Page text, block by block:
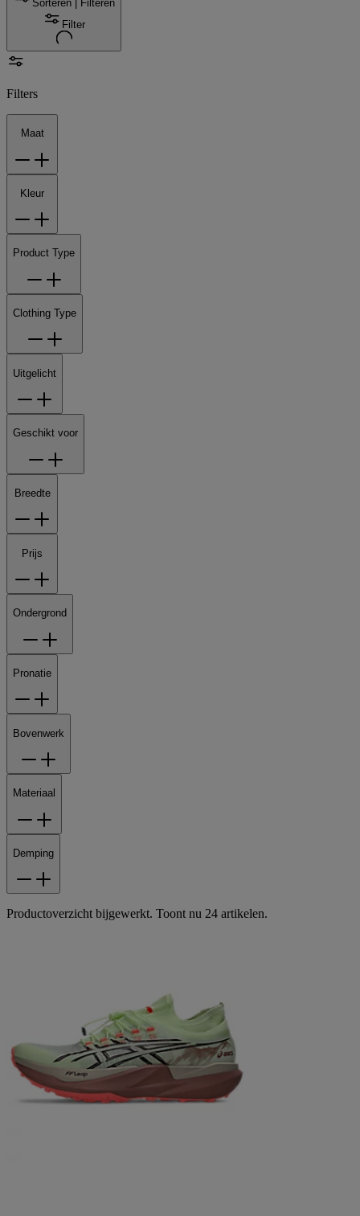
Sorteren | Filteren
Filter
Filters
Maat
Kleur
Product Type
Clothing Type
Uitgelicht
Geschikt voor
Breedte
Prijs
Ondergrond
Pronatie
Bovenwerk
Materiaal
Demping
Productoverzicht bijgewerkt. Toont nu 24 artikelen.